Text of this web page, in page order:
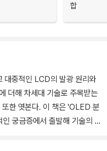
합
대중적인 LCD의 발광 원리와
더해 차세대 기술로 주목받는
한 엿본다. 이 책은 'OLED 분
궁금증에서 출발해 기술의 핵